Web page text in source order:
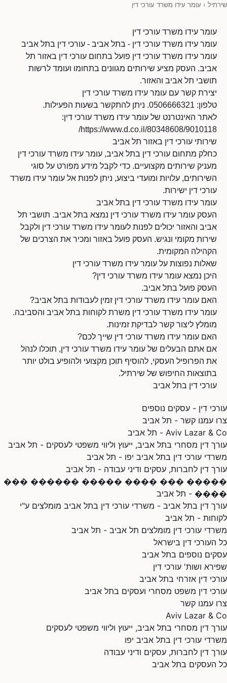
שירתיל › עומר עידו משרד עורכי דין
עומר עידו משרד עורכי דין
עומר עידו משרד עורכי דין - בתל אביב - עורכי דין בתל אביב
עומר עידו משרד עורכי דין פועל בתחום עורכי דין באזור תל
אביב. העסק מציע שירותים מגוונים בתחומו ועומד לרשות
תושבי תל אביב והאזור.
יצירת קשר עם עומר עידו משרד עורכי דין
טלפון: 0506666321. ניתן להתקשר בשעות הפעילות.
לאתר האינטרנט של עומר עידו משרד עורכי דין:
https://www.d.co.il/80348608/9010118/
שירותי עורכי דין באזור תל אביב
כחלק מתחום עורכי דין בתל אביב, עומר עידו משרד עורכי דין
מעניק שירותים מקצועיים. כדי לקבל מידע מפורט על סוגי
השירותים, עלויות ומועדי ביצוע, ניתן לפנות אל עומר עידו משרד
עורכי דין ישירות.
עומר עידו משרד עורכי דין בתל אביב
העסק עומר עידו משרד עורכי דין נמצא בתל אביב. תושבי תל
אביב והאזור יכולים לפנות לעומר עידו משרד עורכי דין ולקבל
שירות מקומי ונגיש. העסק פועל באזור ומכיר את הצרכים של
הקהילה המקומית.
שאלות נפוצות על עומר עידו משרד עורכי דין
היכן נמצא עומר עידו משרד עורכי דין?
העסק פועל בתל אביב.
האם עומר עידו משרד עורכי דין זמין לעבודות בתל אביב?
עומר עידו משרד עורכי דין משרת לקוחות בתל אביב והסביבה.
מומלץ ליצור קשר לבדיקת זמינות.
האם עומר עידו משרד עורכי דין שייך לכם?
אם אתם הבעלים של עומר עידו משרד עורכי דין, תוכלו לנהל
את הפרופיל העסקי, להוסיף תוכן מקצועי ולהופיע בולט יותר
בתוצאות החיפוש של שירתיל.
עורכי דין בתל אביב
עורכי דין - עסקים נוספים
צרו עמנו קשר - תל אביב
Aviv Lazar & Co - תל אביב
עורך דין מסחרי בתל אביב, ייעוץ וליווי משפטי לעסקים - תל אביב
משרדי עורכי דין בתל אביב יפו - תל אביב
עורך דין לחברות, עסקים ודיני עבודה - תל אביב
����� ��� ���� ����� ������ ���
���� - תל אביב
עורך דין בתל אביב - משרדי עורכי דין בתל אביב מומלצים ע"י
לקוחות - תל אביב
משרדי עורכי דין מומלצים תל אביב - תל אביב
כל העורכי דין בישראל
עסקים נוספים בתל אביב
שפירא ושות' עורכי דין
עורכי דין אזרחי בתל אביב
עורכי דין משפט מסחרי ועסקים בתל אביב
צרו עמנו קשר
Aviv Lazar & Co
עורך דין מסחרי בתל אביב, ייעוץ וליווי משפטי לעסקים
משרדי עורכי דין בתל אביב יפו
עורך דין לחברות, עסקים ודיני עבודה
כל העסקים בתל אביב